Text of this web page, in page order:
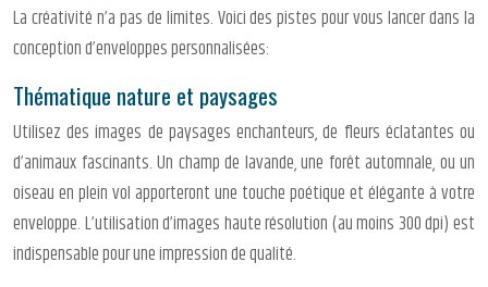
La créativité n’a pas de limites. Voici des pistes pour vous lancer dans la
conception d’enveloppes personnalisées:
Thématique nature et paysages
Utilisez des images de paysages enchanteurs, de fleurs éclatantes ou
d’animaux fascinants. Un champ de lavande, une forêt automnale, ou un
oiseau en plein vol apporteront une touche poétique et élégante à votre
enveloppe. L’utilisation d’images haute résolution (au moins 300 dpi) est
indispensable pour une impression de qualité.